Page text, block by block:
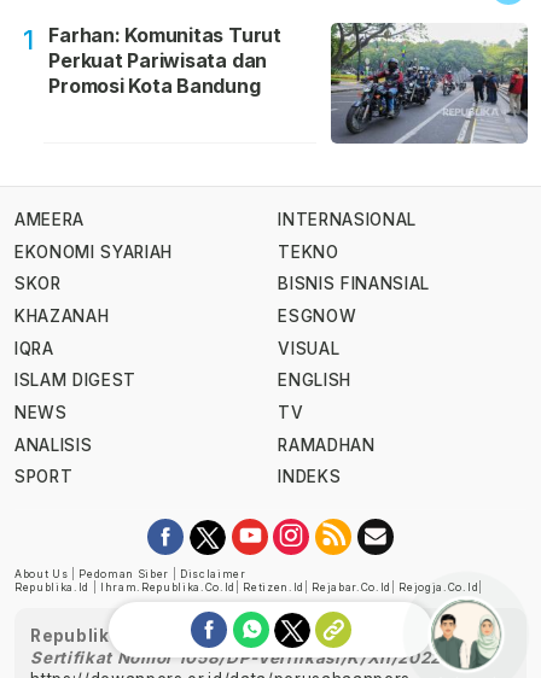
1
Farhan: Komunitas Turut
Perkuat Pariwisata dan
Promosi Kota Bandung
AMEERA
EKONOMI SYARIAH
SKOR
KHAZANAH
IQRA
ISLAM DIGEST
NEWS
ANALISIS
SPORT
INTERNASIONAL
TEKNO
BISNIS FINANSIAL
ESGNOW
VISUAL
ENGLISH
TV
RAMADHAN
INDEKS
About Us Pedoman Siber
Disclaimer
Republika.id
Ihram.republika.co.id Retizen.id Rejabar.co.id Rejogja.co.id
Republika telah diverifikasi oleh Dewan Pers
Sertifikat Nomor 1058/DP-Verifikasi/K/XII/2022